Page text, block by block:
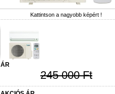
Kattintson a nagyobb képért !
ÁR
245 000 Ft